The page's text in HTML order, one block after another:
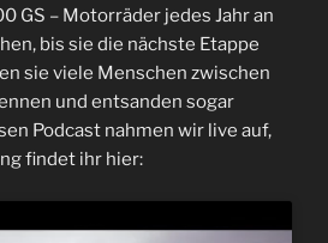
GS – Motorräder jedes Jahr an
bis sie die nächste Etappe
sie viele Menschen zwischen
und entsanden sogar
Podcast nahmen wir live auf,
findet ihr hier: